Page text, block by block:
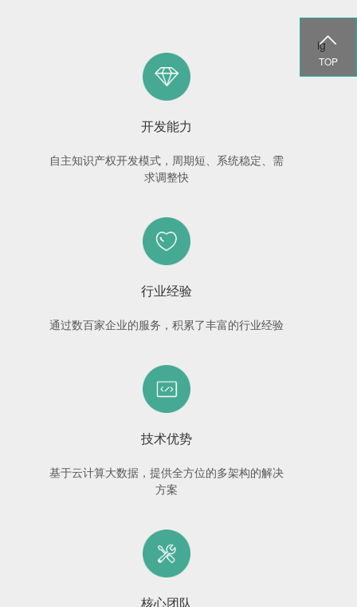

TOP
ig
开发能力
自主知识产权开发模式，周期短、系统稳定、需
求调整快
行业经验
通过数百家企业的服务，积累了丰富的行业经验
技术优势
基于云计算大数据，提供全方位的多架构的解决
方案
核心团队